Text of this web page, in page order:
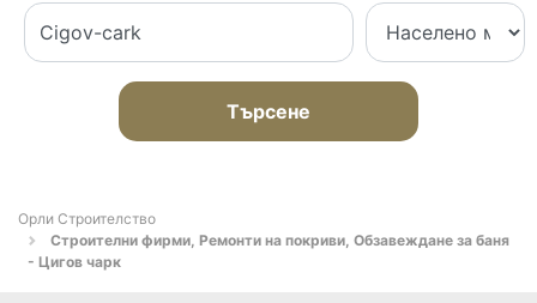
Търсене
Орли Строителство
Строителни фирми, Ремонти на покриви, Обзавеждане за баня
- Цигов чарк